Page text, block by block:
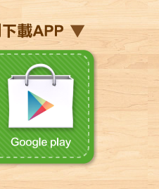
敘寫故事，使故事角
色如同親身陪伴於閱
聽故事者身邊。 3. 插
圖以大畫面電影場景
描繪，以不同視角擴
大場景的立體感。 4.
以溫柔敘寫戰爭，感
染孩子以同理之心打
開世界的門。 5. 本書
關鍵字：晚安、長頸
鹿、陪伴、勇氣、垃
門、戰爭。
——難道這一切是他
們的錯嗎？如果爸媽
像孩子一樣幼稚，那
該由誰來解決這場家
庭混戰呢？經過深思
熟慮，他們想到了一
個大膽的計畫——為
爸爸媽媽舉辦一場
「分手典禮」！既然
兩個人這麼合不來，
那就乾脆幫他們正式
「拆夥」，各過各的
誕生，卻註定以不同
速度長大，逐步拉開
了成長的距離，直到
兩人面臨到必須道別
的時刻。 孩子們總是
憧憬著快快長大，卻
也慢慢意識到，長大
是趟不斷經歷失去的
單行道。期待《小山
羌與小樹葉》這本
書，能帶給那些，在
長大旅程中，不小心
迷失方向、笨拙地承
受著生命中友情、親
情及各種離別；不知
是個大工程，但把多
的一根棒棒糖省下來
在明天享用，也是一
項勇敢的掙扎！對一
個大人來說，見義勇
為當然值得表揚，但
忍著一個超級笑話不
笑，而先把正事辦
完，也是勇氣一
樁……
事、爺爺教唱的歌，
他們一起爬樹、盪鞦
韆，過往的經歷美好
又溫馨。在想念當
中，莎莎也和自己的
童年相遇，她好像陡
然地長大了，慢慢體
悟生命的呈現有多種
的樣貌，而透過與親
愛爺爺的悄悄話─吹樹
葉笛子，重新與逝去
的爺爺連結情感。 一
本充滿溫柔的文字與
詩意的圖畫，展現大
自然的生命之門，也